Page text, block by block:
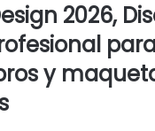
2026,
y